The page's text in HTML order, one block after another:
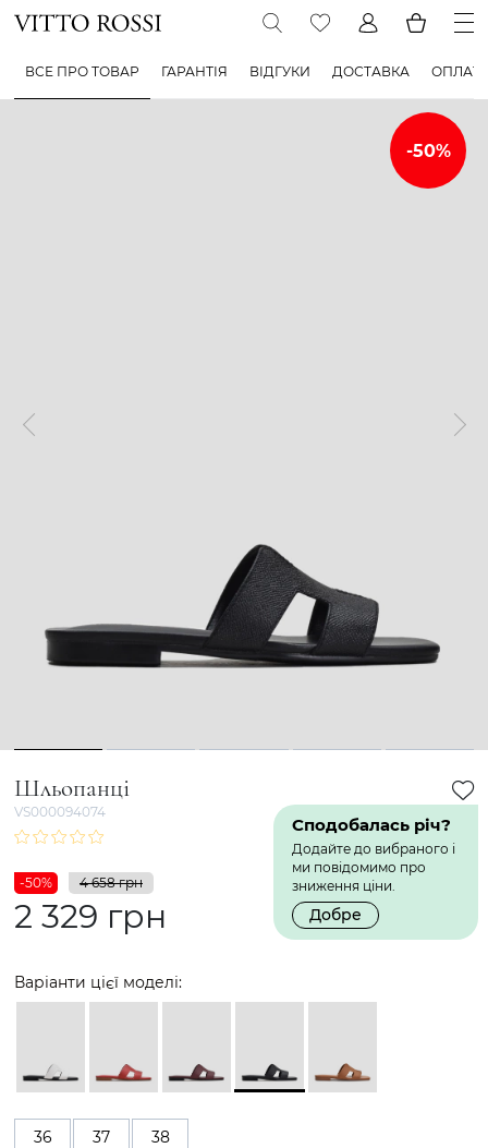
ВСЕ ПРО ТОВАР ГАРАНТІЯ ВІДГУКИ ДОСТАВКА
1 2 3 4 5
Шльопанці
VS000094074
Сподобалась річ?
Додайте до вибраного і
ми повідомимо про
зниження ціни.
Добре
-50% 4 658 грн
2 329 грн
Варіанти цієї моделі:
36 37 38